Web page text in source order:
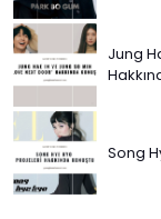
Jung
Song